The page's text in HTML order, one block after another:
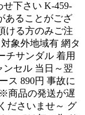
下さい K-459-
あることがござ
ける方のみご注
象外地域有 網タ
チサンダル 着用
セル 当日～翌
ス 890円 事故に
商品の発送が遅
ださいませ～ グ